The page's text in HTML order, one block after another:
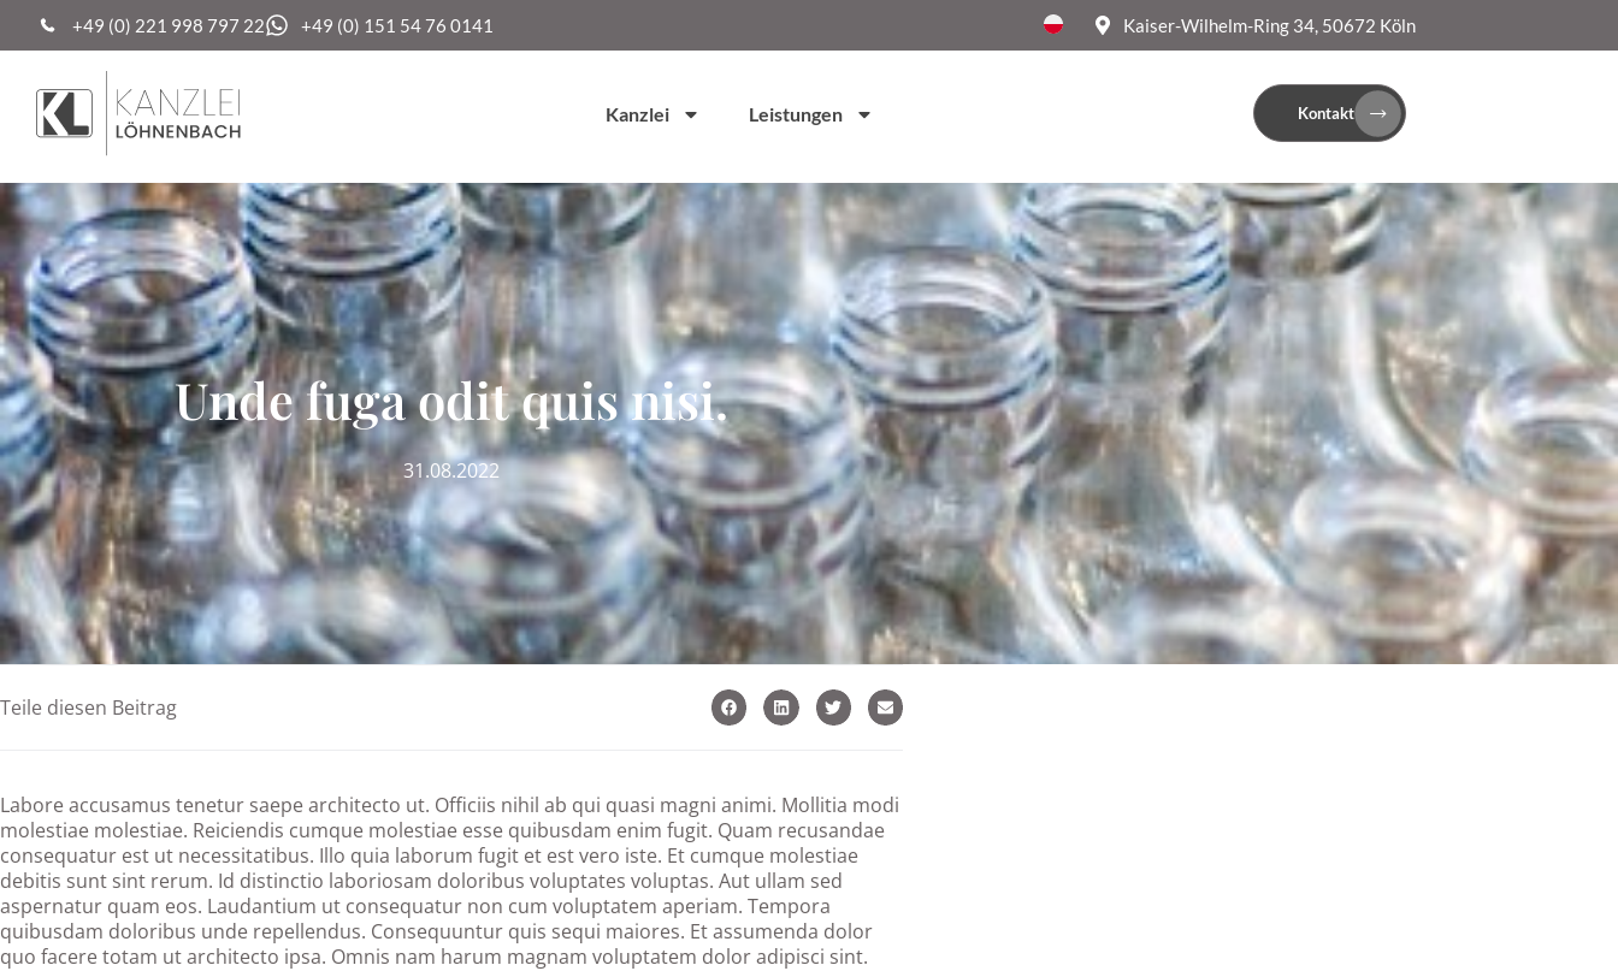
+49 (0) 221 998 797 22 +49 (0) 151 54 76 0141 Kaiser-Wilhelm-Ring 34, 50672 Köln
Kanzlei Leistungen Kontakt
Unde fuga odit quis nisi.
31.08.2022
Teile diesen Beitrag
Labore accusamus tenetur saepe architecto ut. Officiis nihil ab qui quasi magni animi. Mollitia modi
molestiae molestiae. Reiciendis cumque molestiae esse quibusdam enim fugit. Quam recusandae
consequatur est ut necessitatibus. Illo quia laborum fugit et est vero iste. Et cumque molestiae
debitis sunt sint rerum. Id distinctio laboriosam doloribus voluptates voluptas. Aut ullam sed
aspernatur quam eos. Laudantium ut consequatur non cum voluptatem aperiam. Tempora
quibusdam doloribus unde repellendus. Consequuntur quis sequi maiores. Et assumenda dolor
quo facere totam ut architecto ipsa. Omnis nam harum magnam voluptatem dolor adipisci sint.